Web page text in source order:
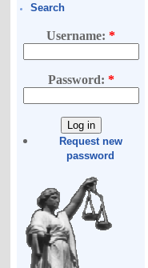
Search
Username:*
Password: *
Request new
password